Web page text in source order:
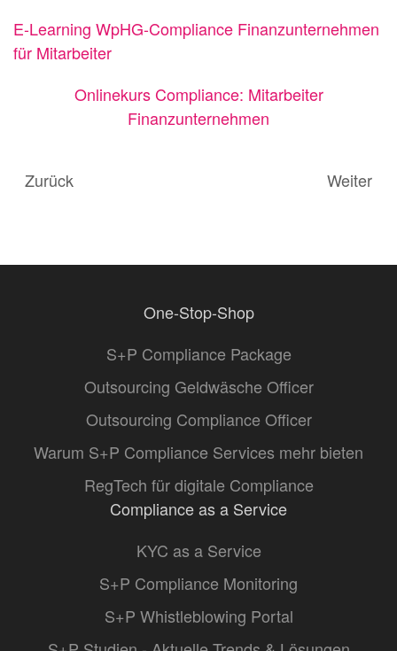
E-Learning WpHG-Compliance Finanzunternehmen
für Mitarbeiter
Onlinekurs Compliance: Mitarbeiter
Finanzunternehmen
Zurück Weiter
One-Stop-Shop
S+P Compliance Package
Outsourcing Geldwäsche Officer
Outsourcing Compliance Officer
Warum S+P Compliance Services mehr bieten
RegTech für digitale Compliance
Compliance as a Service
KYC as a Service
S+P Compliance Monitoring
S+P Whistleblowing Portal